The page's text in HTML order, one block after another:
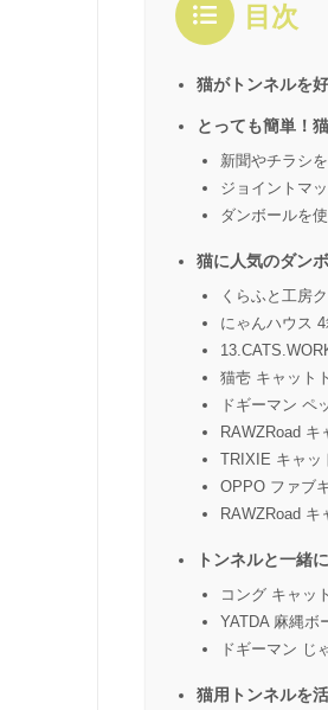
目次
猫がトンネルを
とっても簡単！
新聞やチラシ
ジョイントマ
ダンボールを
猫に人気のダン
くらふと工房
にゃんハウス
猫壱 キャット
ドギーマン ペ
RAWZRoad キ
TRIXIE キャッ
OPPO ファブ
RAWZRoad キ
トンネルと一緒
コング キャッ
YATDA 麻縄ボ
ドギーマン じ
猫用トンネルを